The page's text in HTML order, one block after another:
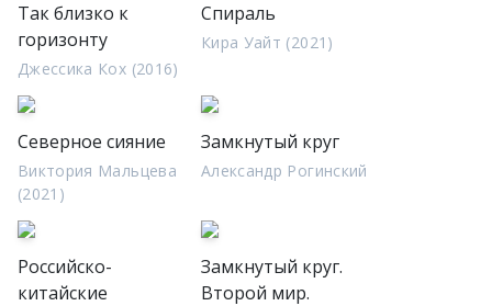
Так близко к
горизонту
Джессика Кох (2016)
Спираль
Кира Уайт (2021)
Северное сияние
Виктория Мальцева
(2021)
Замкнутый круг
Александр Рогинский
Российско-
китайские
Замкнутый круг.
Второй мир.